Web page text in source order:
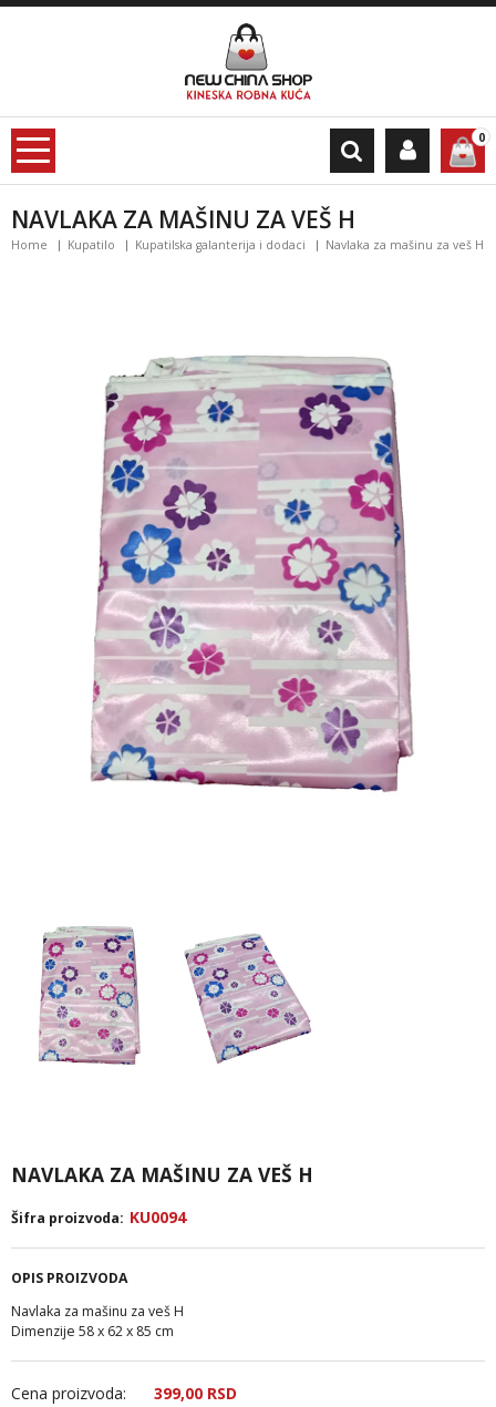
0
NAVLAKA ZA MAŠINU ZA VEŠ H
Home Kupatilo Kupatilska galanterija i dodaci Navlaka za mašinu za veš H
NAVLAKA ZA MAŠINU ZA VEŠ H
Šifra proizvoda: KU0094
OPIS PROIZVODA
Navlaka za mašinu za veš H
Dimenzije 58 x 62 x 85 cm
Cena proizvoda: 399,00 RSD